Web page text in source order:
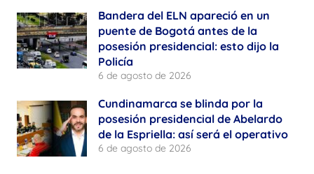
Bandera del ELN apareció en un
puente de Bogotá antes de la
posesión presidencial: esto dijo la
Policía
6 de agosto de 2026
Cundinamarca se blinda por la
posesión presidencial de Abelardo
de la Espriella: así será el operativo
6 de agosto de 2026